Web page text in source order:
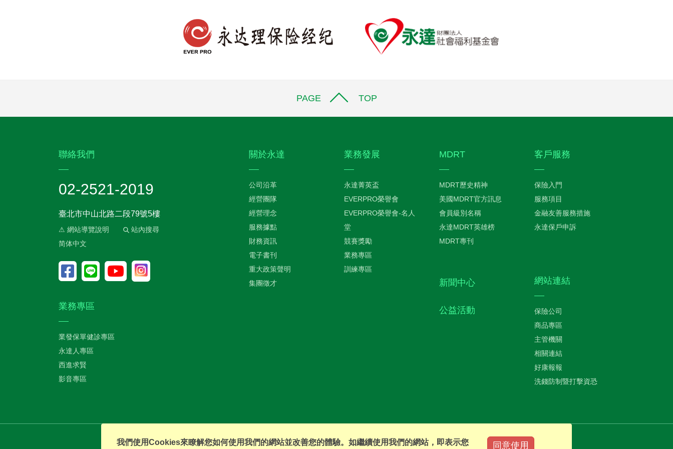
PAGE TOP
聯絡我們
02-2521-2019
臺北市中山北路二段79號5樓
⚠ 網站導覽說明
站內搜尋
简体中文
業務專區
業發保單健診專區
永達人專區
西進求賢
影音專區
關於永達
公司沿革
經營團隊
經營理念
服務據點
財務資訊
電子書刊
重大政策聲明
集團徵才
業務發展
永達菁英盃
EVERPRO榮譽會
EVERPRO榮譽會-名人
堂
競賽獎勵
業務專區
訓練專區
MDRT
MDRT歷史精神
美國MDRT官方訊息
會員級別名稱
永達MDRT英雄榜
MDRT專刊
新聞中心
公益活動
客戶服務
保險入門
服務項目
金融友善服務措施
永達保戶申訴
網站連結
保險公司
商品專區
主管機關
相關連結
好康報報
洗錢防制暨打擊資恐
我們使用Cookies來瞭解您如何使用我們的網站並改善您的體驗。如繼續使用我們的網站，即表示您 同意使用